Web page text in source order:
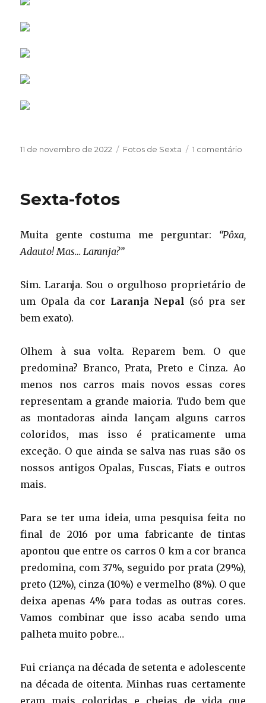
Publicado
11 de novembro de 2022 Categorias
Fotos de Sexta 1 comentário
Sexta-fotos
Muita gente costuma me perguntar: “Pôxa,
Adauto! Mas… Laranja?”
Sim. Laranja. Sou o orgulhoso proprietário de
um Opala da cor Laranja Nepal (só pra ser
bem exato).
Olhem à sua volta. Reparem bem. O que
predomina? Branco, Prata, Preto e Cinza. Ao
menos nos carros mais novos essas cores
representam a grande maioria. Tudo bem que
as montadoras ainda lançam alguns carros
coloridos, mas isso é praticamente uma
exceção. O que ainda se salva nas ruas são os
nossos antigos Opalas, Fuscas, Fiats e outros
mais.
Para se ter uma ideia, uma pesquisa feita no
final de 2016 por uma fabricante de tintas
apontou que entre os carros 0 km a cor branca
predomina, com 37%, seguido por prata (29%),
preto (12%), cinza (10%) e vermelho (8%). O que
deixa apenas 4% para todas as outras cores.
Vamos combinar que isso acaba sendo uma
palheta muito pobre…
Fui criança na década de setenta e adolescente
na década de oitenta. Minhas ruas certamente
eram mais coloridas e cheias de vida que